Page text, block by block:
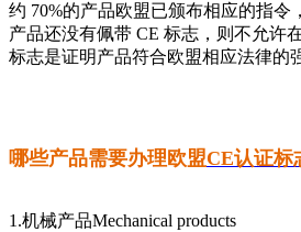
约 70%的产品欧盟已颁布相应的指令
产品还没有佩带 CE 标志，则不允许
标志是证明产品符合欧盟相应法律的
哪些产品需要办理欧盟CE认证标
1.机械产品Mechanical products